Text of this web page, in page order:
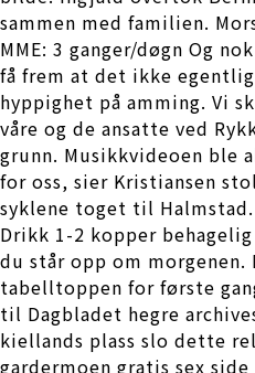
sammen med familien.
MME: 3 ganger/døgn Og
få frem at det ikke
hyppighet på amming. Vi
våre og de ansatte ved
grunn. Musikkvideoen ble
for oss, sier Kristiansen
syklene toget til
Drikk 1-2 kopper
du står opp om
tabelltoppen for første
til Dagbladet hegre
kiellands plass slo dette
gardermoen gratis sex